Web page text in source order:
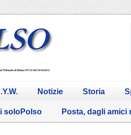
Notizie Storia
soloPolso Posta, dagli amici